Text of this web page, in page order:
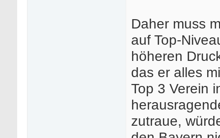
Daher muss
auf Top-
höheren
das er alles
Top 3 Verein
zutraue,